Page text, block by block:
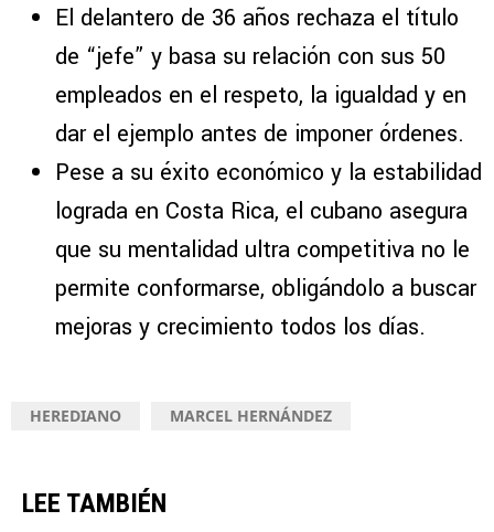
El delantero de 36 años rechaza el título
de “jefe” y basa su relación con sus 50
empleados en el respeto, la igualdad y en
dar el ejemplo antes de imponer órdenes.
Pese a su éxito económico y la estabilidad
lograda en Costa Rica, el cubano asegura
que su mentalidad ultra competitiva no le
permite conformarse, obligándolo a buscar
mejoras y crecimiento todos los días.
HEREDIANO MARCEL HERNÁNDEZ
LEE TAMBIÉN